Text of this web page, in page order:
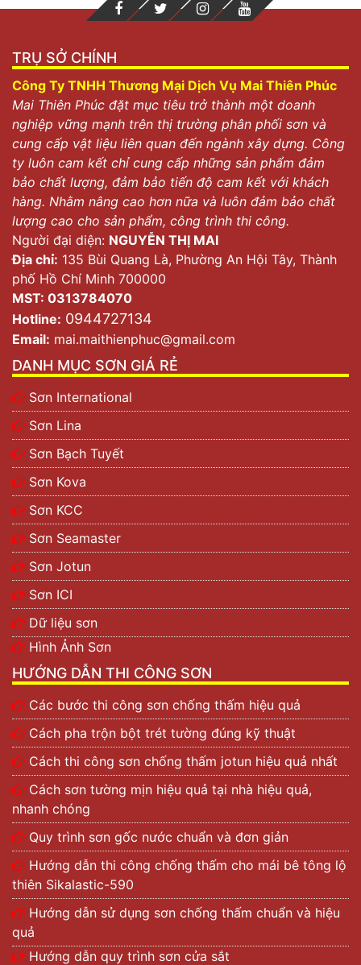
TRỤ SỞ CHÍNH
Công Ty TNHH Thương Mại Dịch Vụ Mai Thiên Phúc
Mai Thiên Phúc đặt mục tiêu trở thành một doanh
nghiệp vững mạnh trên thị trường phân phối sơn và
cung cấp vật liệu liên quan đến ngành xây dựng. Công
ty luôn cam kết chỉ cung cấp những sản phẩm đảm
bảo chất lượng, đảm bảo tiến độ cam kết với khách
hàng. Nhằm nâng cao hơn nữa và luôn đảm bảo chất
lượng cao cho sản phẩm, công trình thi công.
Người đại diện: NGUYỄN THỊ MAI
Địa chỉ: 135 Bùi Quang Là, Phường An Hội Tây, Thành
phố Hồ Chí Minh 700000
MST: 0313784070
Hotline: 0944727134
Email: mai.maithienphuc@gmail.com
DANH MỤC SƠN GIÁ RẺ
Sơn International
Sơn Lina
Sơn Bạch Tuyết
Sơn Kova
Sơn KCC
Sơn Seamaster
Sơn Jotun
Sơn ICI
Dữ liệu sơn
Hình Ảnh Sơn
HƯỚNG DẪN THI CÔNG SƠN
Các bước thi công sơn chống thấm hiệu quả
Cách pha trộn bột trét tường đúng kỹ thuật
Cách thi công sơn chống thấm jotun hiệu quả nhất
Cách sơn tường mịn hiệu quả tại nhà hiệu quả,
nhanh chóng
Quy trình sơn gốc nước chuẩn và đơn giản
Hướng dẫn thi công chống thấm cho mái bê tông lộ
thiên Sikalastic-590
Hướng dẫn sử dụng sơn chống thấm chuẩn và hiệu
quả
Hướng dẫn quy trình sơn cửa sắt